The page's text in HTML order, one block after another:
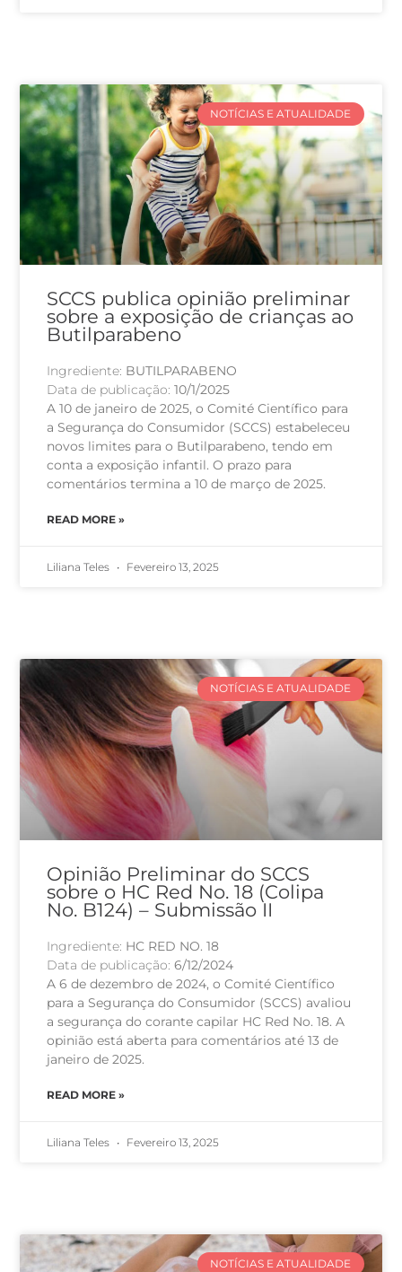
NOTÍCIAS E ATUALIDADE
SCCS publica opinião preliminar
sobre a exposição de crianças ao
Butilparabeno
Ingrediente: BUTILPARABENO
Data de publicação:10/1/2025
A 10 de janeiro de 2025, o Comité Científico para
a Segurança do Consumidor (SCCS) estabeleceu
novos limites para o Butilparabeno, tendo em
conta a exposição infantil. O prazo para
comentários termina a 10 de março de 2025.
READ MORE »
Liliana Teles Fevereiro 13, 2025
NOTÍCIAS E ATUALIDADE
Opinião Preliminar do SCCS
sobre o HC Red No. 18 (Colipa
No. B124) – Submissão II
Ingrediente: HC RED NO. 18
Data de publicação:6/12/2024
A 6 de dezembro de 2024, o Comité Científico
para a Segurança do Consumidor (SCCS) avaliou
a segurança do corante capilar HC Red No. 18. A
opinião está aberta para comentários até 13 de
janeiro de 2025.
READ MORE »
Liliana Teles Fevereiro 13, 2025
NOTÍCIAS E ATUALIDADE